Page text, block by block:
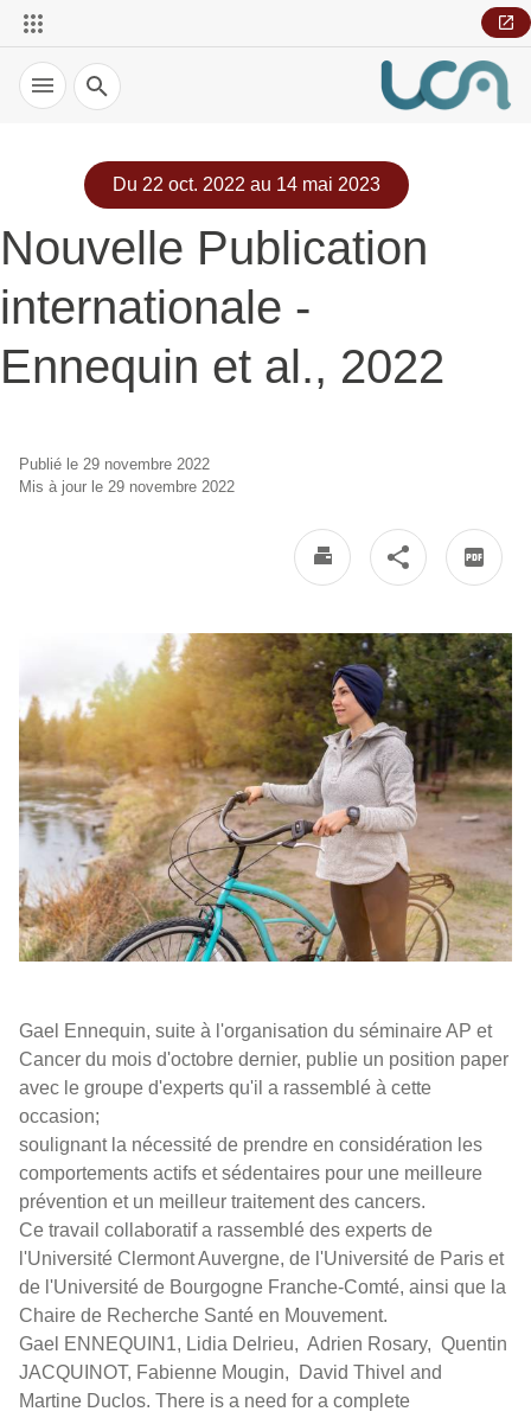
Recherche
Du 22 oct. 2022 au 14 mai 2023
Nouvelle Publication
internationale -
Ennequin et al., 2022
Publié le 29 novembre 2022
Mis à jour le 29 novembre 2022
Gael Ennequin, suite à l'organisation du séminaire AP et
Cancer du mois d'octobre dernier, publie un position paper
avec le groupe d'experts qu'il a rassemblé à cette
occasion;
soulignant la nécessité de prendre en considération les
comportements actifs et sédentaires pour une meilleure
prévention et un meilleur traitement des cancers.
Ce travail collaboratif a rassemblé des experts de
l'Université Clermont Auvergne, de l'Université de Paris et
de l'Université de Bourgogne Franche-Comté, ainsi que la
Chaire de Recherche Santé en Mouvement.
Gael ENNEQUIN1, Lidia Delrieu, Adrien Rosary, Quentin
JACQUINOT, Fabienne Mougin, David Thivel and
Martine Duclos. There is a need for a complete